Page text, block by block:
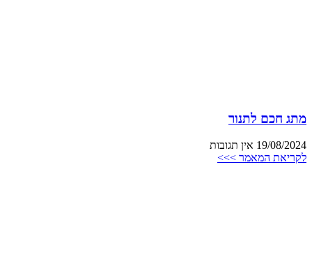
מתג חכם לתנור
19/08/2024 אין תגובות
לקריאת המאמר >>>